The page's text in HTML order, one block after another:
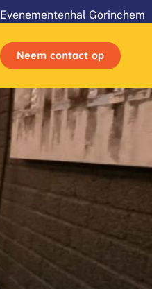
Evenementenhal Gorinchem
Neem contact op